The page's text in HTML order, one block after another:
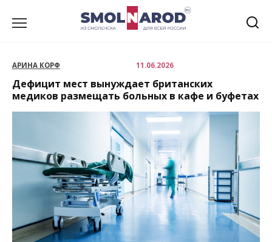
АРИНА КОРФ 11.06.2026
Дефицит мест вынуждает британских
медиков размещать больных в кафе и буфетах